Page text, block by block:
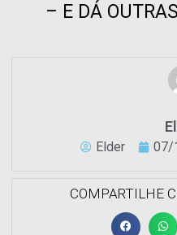
– E DÁ
Elder 07/
COMPARTILHE